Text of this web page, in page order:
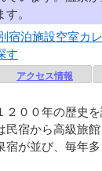
。
宿泊施設空室カ
す
アクセス情報
２００年の歴史
民宿から高級旅
宿が並び、毎年